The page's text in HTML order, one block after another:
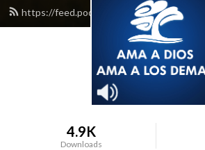
https://feed.podbean.com/bwspanish/
4.9K
Downloads